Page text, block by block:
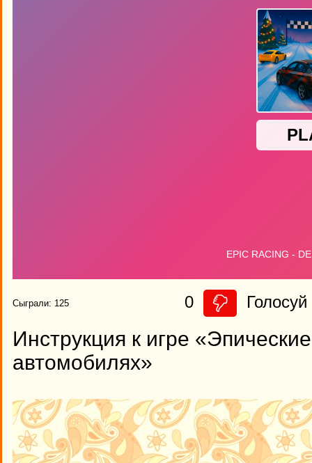
Сыграли: 125 0 Голосуй
Инструкция к игре
автомобилях»